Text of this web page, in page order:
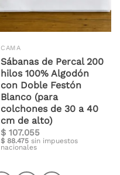
CAMA
Sábanas de Percal 200
hilos 100% Algodón
con Doble Festón
Blanco (para
colchones de 30 a 40
cm de alto)
$ 107.055
$ 88.475 sin impuestos
nacionales